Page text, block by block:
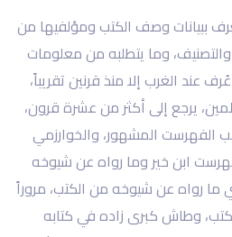
ببيانات وصف الكتب ومؤلفيها من
وما يتطلبه من معلومات
عند الغرب إلا منذ قرنين تقريباً،
يرجع إلى أكثر من عشرة قرون،
الفهرست المشهور، والخوارزمي
ابن خير وما رواه عن شيوخه
ما رواه عن شيوخه من الكتب، مروراً
وطاش كبرى زاده في كتابه